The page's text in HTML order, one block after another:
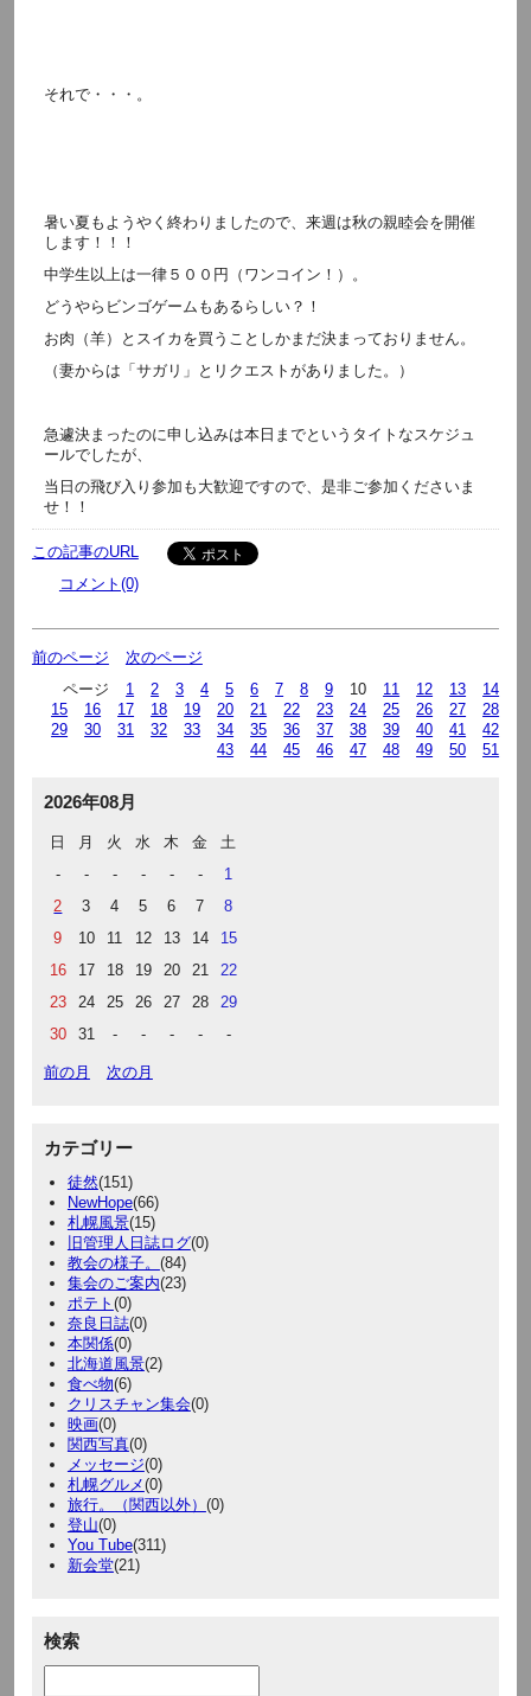
それで・・・。
暑い夏もようやく終わりましたので、来週は秋の親睦会を開催
します！！！
中学生以上は一律５００円（ワンコイン！）。
どうやらビンゴゲームもあるらしい？！
お肉（羊）とスイカを買うことしかまだ決まっておりません。
（妻からは「サガリ」とリクエストがありました。）
急遽決まったのに申し込みは本日までというタイトなスケジュ
ールでしたが、
当日の飛び入り参加も大歓迎ですので、是非ご参加くださいま
せ！！
この記事のURL
コメント(0)
前のページ
次のページ
ページ
1 2 3 4 5 6 7 8 9 10 11 12 13
14
15
16 17 18 19 20 21 22 23 24 25 26 27
28
29
30 31 32 33 34 35 36 37 38 39 40 41
42
43
44 45 46 47 48 49 50 51
2026年08月
日 月 火 水 木 金
土
-
- - - - -
1
2
3 4 5 6 7
8
9
10 11 12 13 14
15
16
17 18 19 20 21
22
23
24 25 26 27 28
29
30
31 - - - - -
前の月 次の月
カテゴリー
徒然(151)
NewHope(66)
札幌風景(15)
旧管理人日誌ログ(0)
教会の様子。 (84)
集会のご案内(23)
ポテト (0)
奈良日誌(0)
本関係(0)
北海道風景(2)
食べ物(6)
クリスチャン集会(0)
映画(0)
関西写真(0)
メッセージ(0)
札幌グルメ(0)
旅行。（関西以外） (0)
登山(0)
You Tube(311)
新会堂(21)
検索